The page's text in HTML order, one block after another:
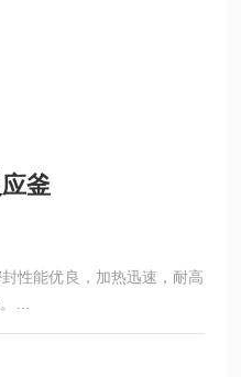
釜
性能优良，加热迅速，耐高
工，食品，涂料，热熔胶，
中的反应，蒸发，合成，聚